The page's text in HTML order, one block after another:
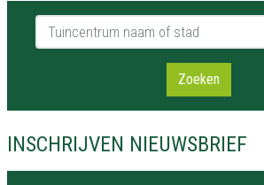
Tuincentrum naam of stad
Zoeken
INSCHRIJVEN NIEUWSBRIEF